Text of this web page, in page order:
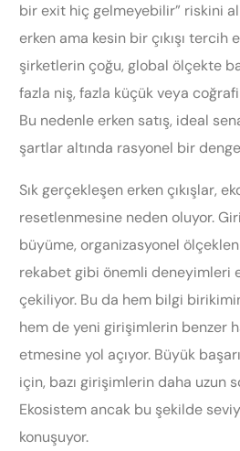
bir exit hiç gelmeyebilir” riskini
erken ama kesin bir çıkışı tercih
şirketlerin çoğu, global ölçekte
fazla niş, fazla küçük veya coğrafi
Bu nedenle erken satış, ideal
şartlar altında rasyonel bir
Sık gerçekleşen erken çıkışlar,
resetlenmesine neden oluyor.
büyüme, organizasyonel
rekabet gibi önemli deneyimleri
çekiliyor. Bu da hem bilgi
hem de yeni girişimlerin benzer
etmesine yol açıyor. Büyük
için, bazı girişimlerin daha uzun
Ekosistem ancak bu şekilde
konuşuyor.